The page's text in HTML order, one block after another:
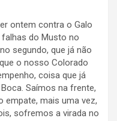
ontem contra o Galo
do Musto no
segundo, que já não
o nosso Colorado
coisa que já
Saímos na frente,
empate, mais uma vez,
sofremos a virada no